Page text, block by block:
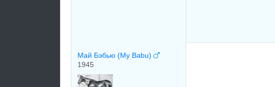
Май Бэбью (My Babu)
1945